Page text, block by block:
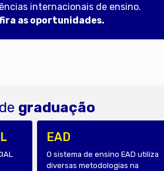
internacionais de ensino.
as oportunidades.
graduação
EAD
O sistema de ensino EAD utiliza
diversas metodologias na